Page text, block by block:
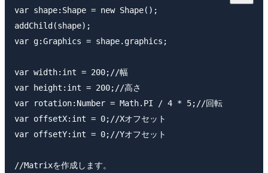
var shape:Shape = new Shape();
addChild(shape);
var g:Graphics = shape.graphics;
var width:int = 200;//幅
var height:int = 200;//高さ
var rotation:Number = Math.PI / 4 * 5;//回転
var offsetX:int = 0;//Xオフセット
var offsetY:int = 0;//Yオフセット
//Matrixを作成します。